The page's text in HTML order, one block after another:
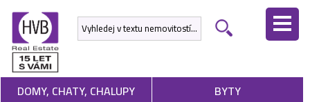
DOMY, CHATY, CHALUPY BYTY
ÚVODNÍ
STRÁNKA
NEMOVITOSTI